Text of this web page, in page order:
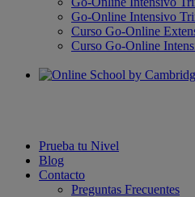
Go-Online Intensivo
Curso Go-Online
Curso Go-Online
Prueba tu Nivel
Blog
Contacto
Preguntas Frecuentes